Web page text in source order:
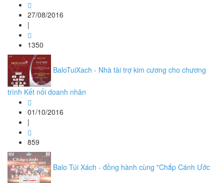
27/08/2016
|
1350
BaloTuiXach - Nhà tài trợ kim cương cho chương
trình Kết nối doanh nhân
01/10/2016
|
859
Balo Túi Xách - đồng hành cùng "Chắp Cánh Ước